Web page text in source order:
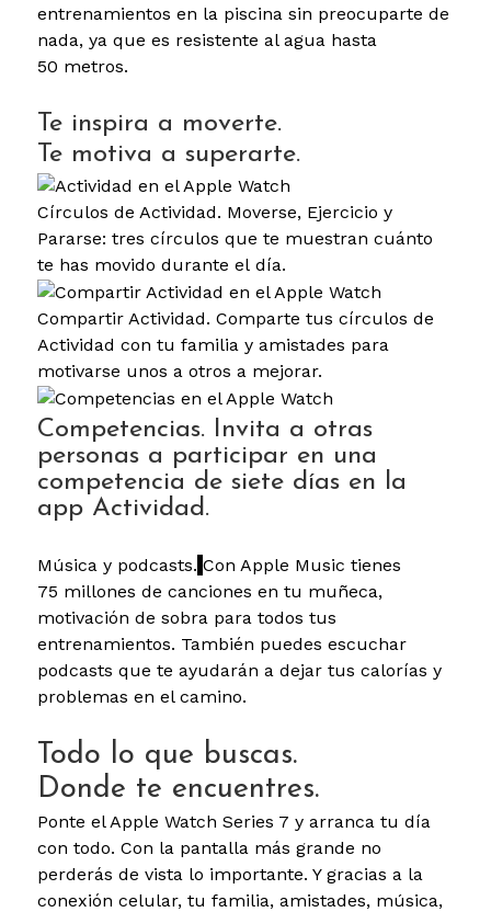
entrenamientos en la piscina sin preocuparte de
nada, ya que es resistente al agua hasta
50 metros.
Te inspira a moverte.
Te motiva a superarte.
Círculos de Actividad. Moverse, Ejercicio y
Pararse: tres círculos que te muestran cuánto
te has movido durante el día.
Compartir Actividad. Comparte tus círculos de
Actividad con tu familia y amistades para
motivarse unos a otros a mejorar.
Competencias. Invita a otras
personas a participar en una
competencia de siete días en la
app Actividad.
Música y podcasts. Con Apple Music tienes
75 millones de canciones en tu muñeca,
motivación de sobra para todos tus
entrenamientos. También puedes escuchar
podcasts que te ayudarán a dejar tus calorías y
problemas en el camino.
Todo lo que buscas.
Donde te encuentres.
Ponte el Apple Watch Series 7 y arranca tu día
con todo. Con la pantalla más grande no
perderás de vista lo importante. Y gracias a la
conexión celular, tu familia, amistades, música,